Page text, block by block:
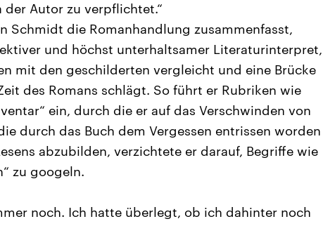
Autor zu verpflichtet.“
Schmidt die Romanhandlung zusammenfasst,
und höchst unterhaltsamer Literaturinterpret,
mit den geschilderten vergleicht und eine Brücke
des Romans schlägt. So führt er Rubriken wie
ein, durch die er auf das Verschwinden von
durch das Buch dem Vergessen entrissen worden
abzubilden, verzichtete er darauf, Begriffe wie
zu googeln.
noch. Ich hatte überlegt, ob ich dahinter noch